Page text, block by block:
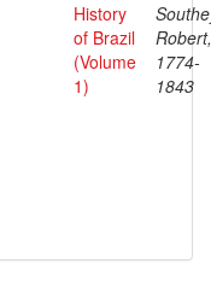
History
of Brazil
(Volume
1)
Robert,
1774-
1843